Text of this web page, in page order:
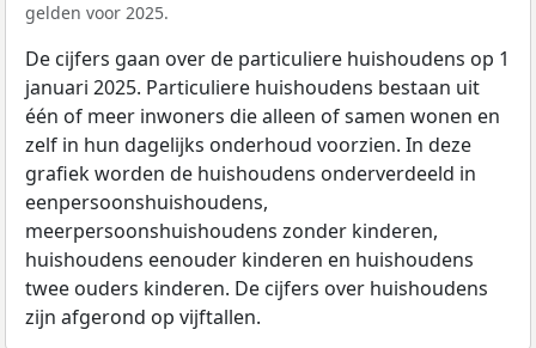
gelden voor 2025.
De cijfers gaan over de particuliere huishoudens op 1
januari 2025. Particuliere huishoudens bestaan uit
één of meer inwoners die alleen of samen wonen en
zelf in hun dagelijks onderhoud voorzien. In deze
grafiek worden de huishoudens onderverdeeld in
eenpersoonshuishoudens,
meerpersoonshuishoudens zonder kinderen,
huishoudens eenouder kinderen en huishoudens
twee ouders kinderen. De cijfers over huishoudens
zijn afgerond op vijftallen.